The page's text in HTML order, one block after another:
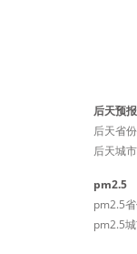
天气还
强，户
后天预报
后天省
后天城
pm2.5
pm2.5
pm2.5